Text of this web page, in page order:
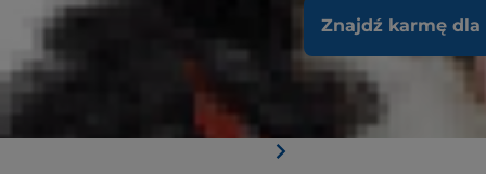
Znajdź karmę
Składniki wybrane na
podstawie badań naukowych